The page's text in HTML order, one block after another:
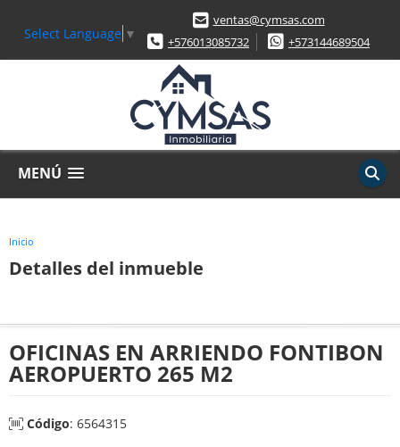
Select Language ▼
ventas@cymsas.com
+576013085732
+573144689504
MENÚ
Inicio
Detalles del inmueble
OFICINAS EN ARRIENDO FONTIBON
AEROPUERTO 265 M2
Código: 6564315